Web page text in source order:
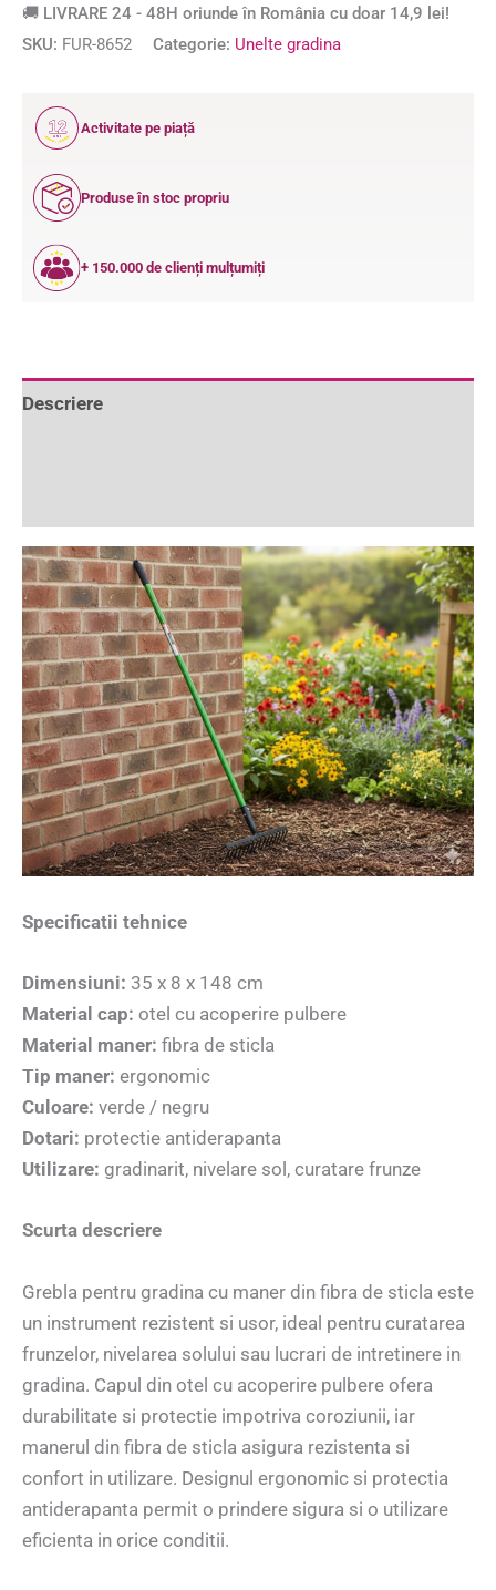
🚚 LIVRARE 24 - 48H oriunde în România cu doar 14,9 lei!
SKU: FUR-8652 Categorie: Unelte gradina
12
ANI
Activitate pe piață
Produse în stoc propriu
+ 150.000 de clienți mulțumiți
Descriere
Specificatii tehnice
Dimensiuni: 35 x 8 x 148 cm
Material cap: otel cu acoperire pulbere
Material maner: fibra de sticla
Tip maner: ergonomic
Culoare: verde / negru
Dotari: protectie antiderapanta
Utilizare: gradinarit, nivelare sol, curatare frunze
Scurta descriere
Grebla pentru gradina cu maner din fibra de sticla este
un instrument rezistent si usor, ideal pentru curatarea
frunzelor, nivelarea solului sau lucrari de intretinere in
gradina. Capul din otel cu acoperire pulbere ofera
durabilitate si protectie impotriva coroziunii, iar
manerul din fibra de sticla asigura rezistenta si
confort in utilizare. Designul ergonomic si protectia
antiderapanta permit o prindere sigura si o utilizare
eficienta in orice conditii.